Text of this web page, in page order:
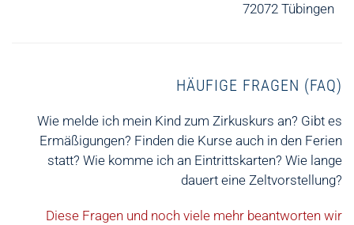
72072 Tübingen
HÄUFIGE FRAGEN (FAQ)
Wie melde ich mein Kind zum Zirkuskurs an? Gibt es
Ermäßigungen? Finden die Kurse auch in den Ferien
statt? Wie komme ich an Eintrittskarten? Wie lange
dauert eine Zeltvorstellung?
Diese Fragen und noch viele mehr beantworten wir